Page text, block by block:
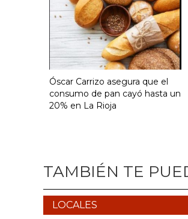
Óscar Carrizo asegura que el
consumo de pan cayó hasta un
20% en La Rioja
TAMBIÉN TE
LOCALES